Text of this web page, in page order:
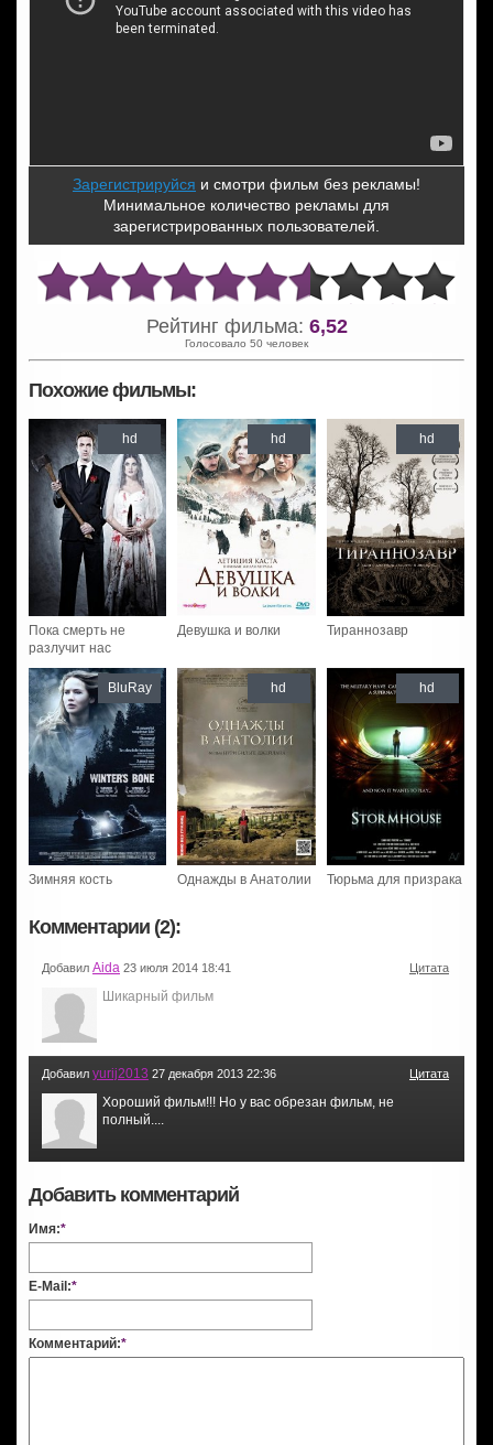
Зарегистрируйся и смотри фильм без рекламы!
Минимальное количество рекламы для
зарегистрированных пользователей.
Рейтинг фильма: 6,52
Голосовало 50 человек
Похожие фильмы:
Пока смерть не
разлучит нас
hd
Девушка и волки
hd
Тираннозавр
hd
Зимняя кость
BluRay
Однажды в Анатолии
hd
Тюрьма для призрака
hd
Комментарии (2):
Добавил Aida 23 июля 2014 18:41 Цитата
Шикарный фильм
Добавил yurij2013 27 декабря 2013 22:36 Цитата
Хороший фильм!!! Но у вас обрезан фильм, не
полный....
Добавить комментарий
Имя:*
E-Mail:*
Комментарий:*